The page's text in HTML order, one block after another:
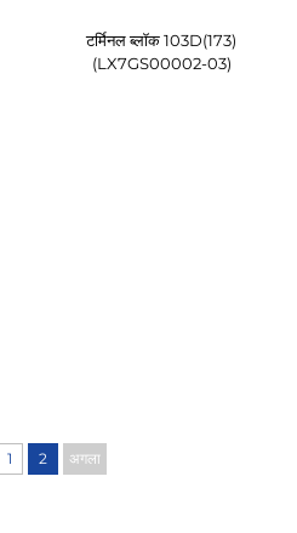
टर्मिनल ब्लॉक 103D(173)
(LX7GS00002-03)
1 2 अगला